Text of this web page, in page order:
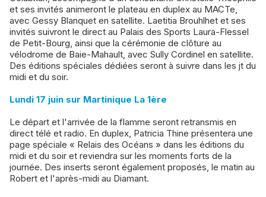
et ses invités animeront le plateau en duplex au MACTe,
avec Gessy Blanquet en satellite. Laetitia Brouhlhet et ses
invités suivront le direct au Palais des Sports Laura-Flessel
de Petit-Bourg, ainsi que la cérémonie de clôture au
vélodrome de Baie-Mahault, avec Sully Cordinel en satellite.
Des éditions spéciales dédiées seront à suivre dans les jt du
midi et du soir.
Lundi 17 juin sur Martinique La 1ère
Le départ et l'arrivée de la flamme seront retransmis en
direct télé et radio. En duplex, Patricia Thine présentera une
page spéciale « Relais des Océans » dans les éditions du
midi et du soir et reviendra sur les moments forts de la
journée. Des inserts seront également proposés, le matin au
Robert et l'après-midi au Diamant.